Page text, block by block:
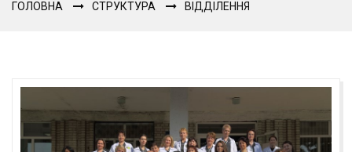
ГОЛОВНА СТРУКТУРА ВІДДІЛЕННЯ